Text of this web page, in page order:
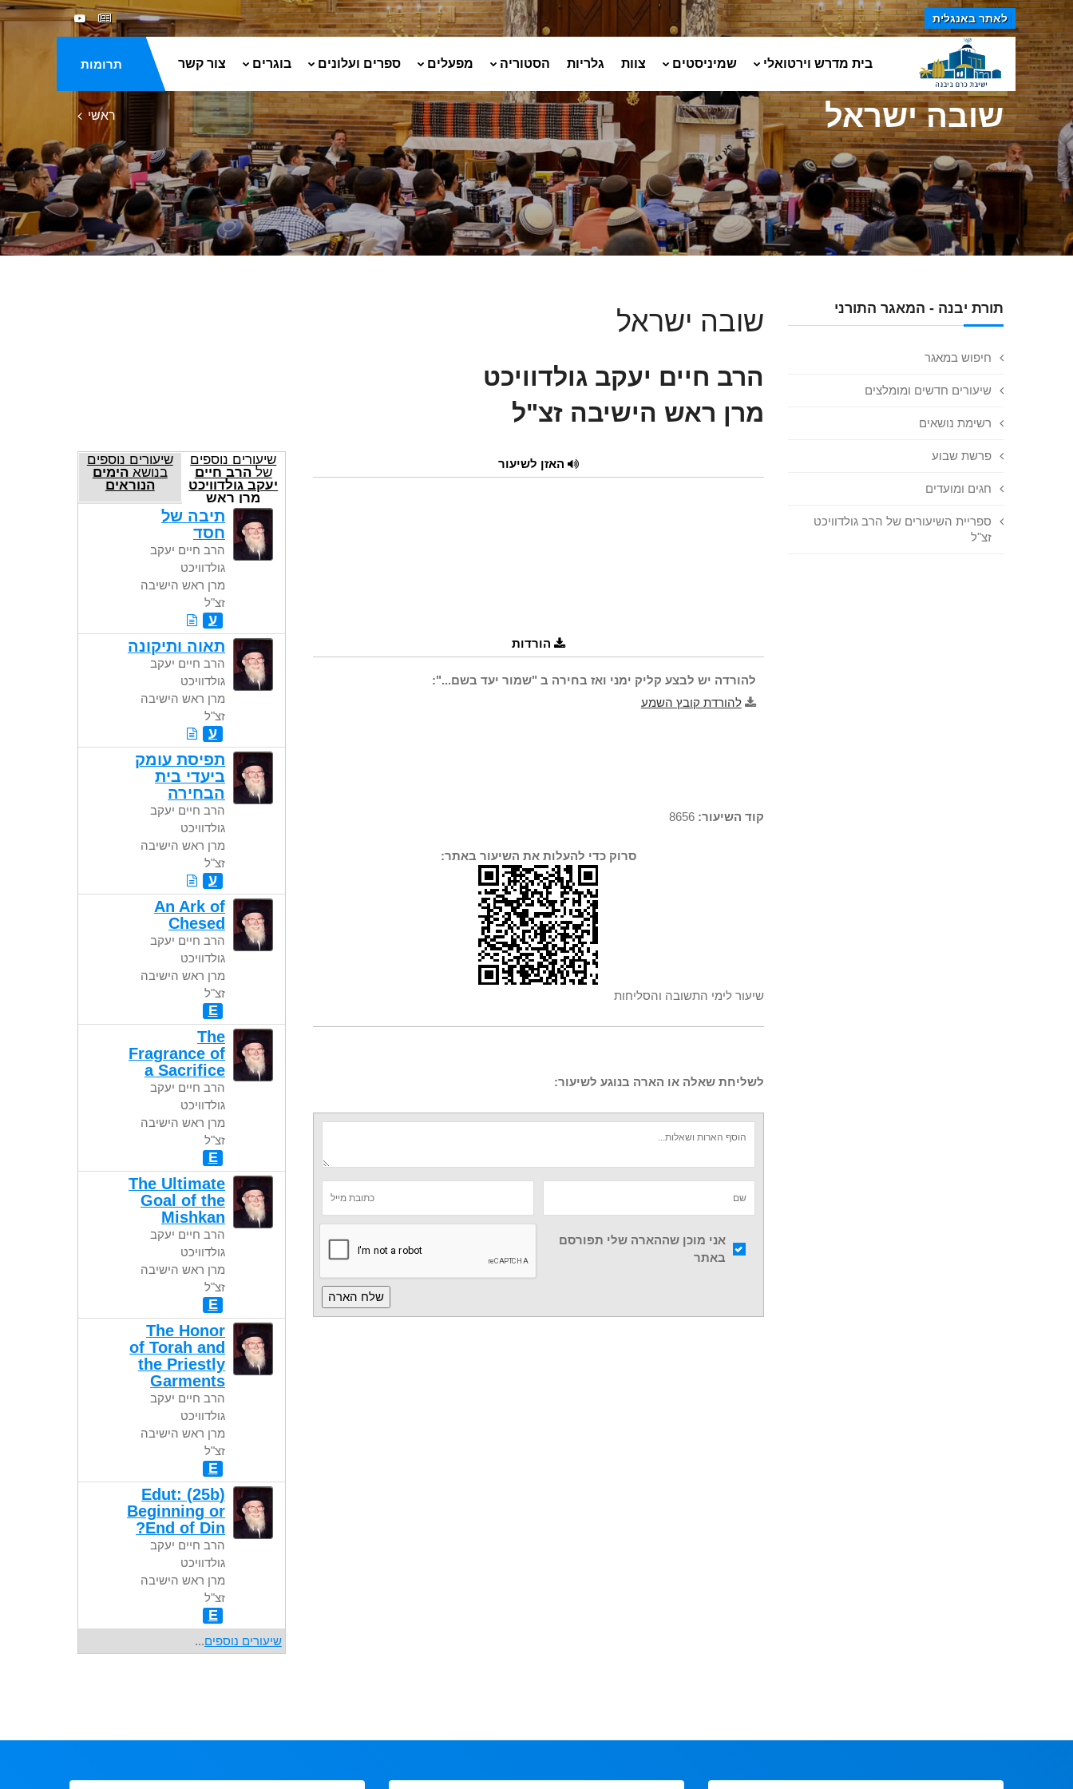
לאתר באנגלית
תרומות בית מדרש וירטואלי שמיניסטים צוות גלריות הסטוריה מפעלים ספרים ועלונים בוגרים צור קשר
שובה ישראל ראשי
תורת יבנה - המאגר התורני
חיפוש במאגר
שיעורים חדשים ומומלצים
רשימת נושאים
פרשת שבוע
חגים ומועדים
ספריית השיעורים של הרב גולדוויכט
זצ"ל
שובה ישראל
הרב חיים יעקב גולדוויכט
מרן ראש הישיבה זצ"ל
האזן לשיעור
הורדות
להורדה יש לבצע קליק ימני ואז בחירה ב "שמור יעד בשם...":
להורדת קובץ השמע
קוד השיעור:
סרוק כדי להעלות את השיעור באתר:
שיעור לימי התשובה והסליחות
לשליחת שאלה או הארה בנוגע לשיעור:
אני מוכן שההארה שלי תפורסם
באתר
שיעורים נוספים
שלהרב חיים
יעקב גולדוויכט
מרן ראש
הישיבה זצ"ל
שיעורים נוספים
בנושאהימים
הנוראים
תיבה של
חסד
הרב חיים יעקב
גולדוויכט
מרן ראש הישיבה
זצ"ל
ע
תאוה ותיקונה
הרב חיים יעקב
גולדוויכט
מרן ראש הישיבה
זצ"ל
ע
תפיסת עומק
ביעדי בית
הבחירה
הרב חיים יעקב
גולדוויכט
מרן ראש הישיבה
זצ"ל
ע
An Ark of
Chesed
הרב חיים יעקב
גולדוויכט
מרן ראש הישיבה
זצ"ל
E
The
Fragrance of
a Sacrifice
הרב חיים יעקב
גולדוויכט
מרן ראש הישיבה
זצ"ל
E
The Ultimate
Goal of the
Mishkan
הרב חיים יעקב
גולדוויכט
מרן ראש הישיבה
זצ"ל
E
The Honor
of Torah and
the Priestly
Garments
הרב חיים יעקב
גולדוויכט
מרן ראש הישיבה
זצ"ל
E
(25b) Edut:
Beginning or
End of Din?
הרב חיים יעקב
גולדוויכט
מרן ראש הישיבה
זצ"ל
E
שיעורים נוספים...